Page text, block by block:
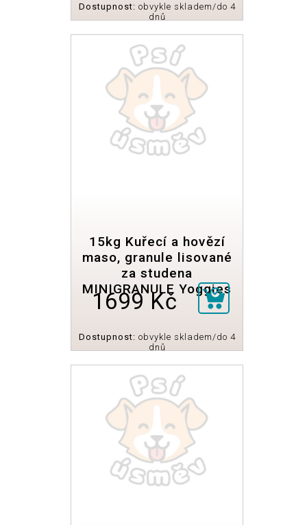
Dostupnost: obvykle skladem/do 4
dnů
15kg Kuřecí a hovězí
maso, granule lisované
za studena
MINIGRANULE Yoggies
1699 Kč
Dostupnost: obvykle skladem/do 4
dnů